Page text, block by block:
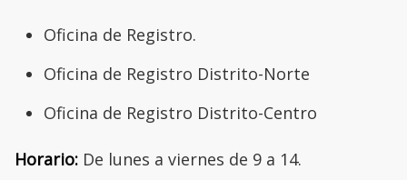
Oficina de Registro.
Oficina de Registro Distrito-Norte
Oficina de Registro Distrito-Centro
Horario: De lunes a viernes de 9 a 14.